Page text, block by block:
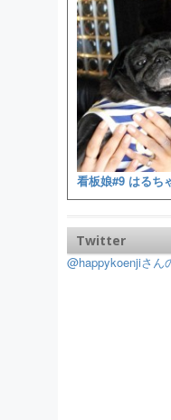
看板娘#9 はるち
Twitter
@happykoenjiさん